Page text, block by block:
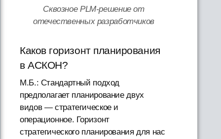
Сквозное PLM-решение от
отечественных разработчиков
Каков горизонт планирования
в АСКОН?
М.Б.: Стандартный подход
предполагает планирование двух
видов — стратегическое и
операционное. Горизонт
стратегического планирования для нас